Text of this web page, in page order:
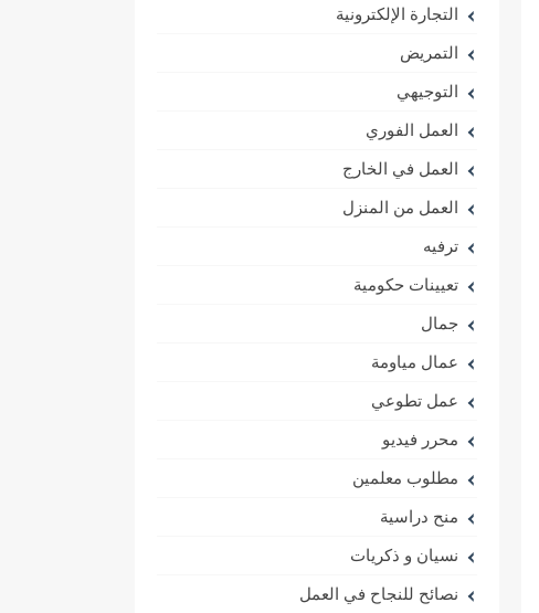
التجارة الإلكترونية
التمريض
التوجيهي
العمل الفوري
العمل في الخارج
العمل من المنزل
ترفيه
تعيينات حكومية
جمال
عمال مياومة
عمل تطوعي
محرر فيديو
مطلوب معلمين
منح دراسية
نسيان و ذكريات
نصائح للنجاح في العمل